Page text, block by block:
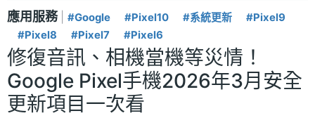
應用服務 #Google #Pixel10 #系統更新
#Pixel9
#Pixel8
#Pixel7 #Pixel6
修復音訊、相機當機等災情！
Google Pixel手機2026年3月安全
更新項目一次看